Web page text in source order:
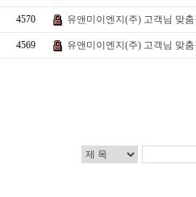
4570 유앤미이엔지(주) 고객님 맞
4569 유앤미이엔지(주) 고객님 맞